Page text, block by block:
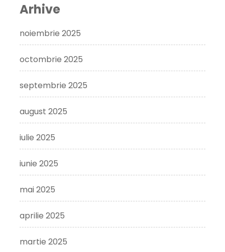
Arhive
noiembrie 2025
octombrie 2025
septembrie 2025
august 2025
iulie 2025
iunie 2025
mai 2025
aprilie 2025
martie 2025